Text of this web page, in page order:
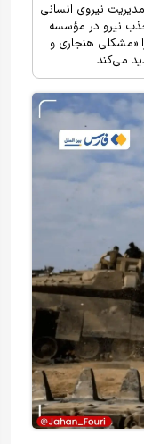
نیروی انسانی
نیرو در مؤسسه
«مشکلی هنجاری و
می‌کند.